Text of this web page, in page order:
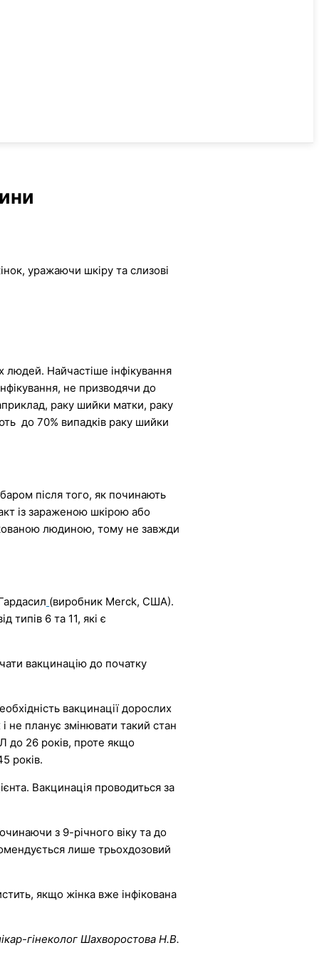
уражаючи шкіру та слизові
Найчастіше інфікування
не призводячи до
раку шийки матки, раку
до 70% випадків раку шийки
після того, як починають
із зараженою шкірою або
людиною, тому не завжди
(виробник Merck, США).
типів 6 та 11, які є
вакцинацію до початку
вакцинації дорослих
не планує змінювати такий стан
до 26 років, проте якщо
років.
Вакцинація проводиться за
з 9-річного віку та до
лише трьохдозовий
якщо жінка вже інфікована
гінеколог Шахворостова Н.В.